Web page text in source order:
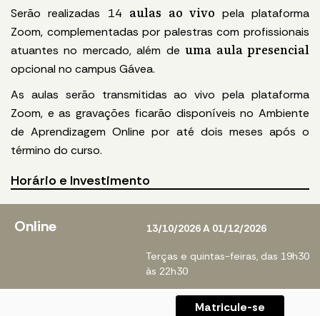
Serão realizadas 14 aulas ao vivo pela plataforma
Zoom, complementadas por palestras com profissionais
atuantes no mercado, além deuma aula presencial
opcional no campus Gávea.
As aulas serão transmitidas ao vivo pela plataforma
Zoom, e as gravações ficarão disponíveis no Ambiente
de Aprendizagem Online por até dois meses após o
término do curso.
Horário e Investimento
Online 13/10/2026 A 01/12/2026
Terças e quintas-feiras, das 19h30
às 22h30
Matricule-se